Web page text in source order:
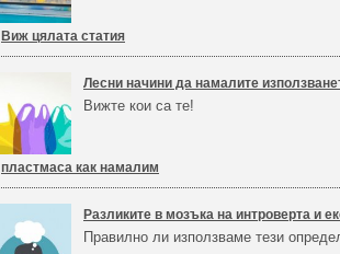
Виж цялата статия
Лесни начини да намалите
Вижте кои са те!
пластмаса как намалим
Разликите в мозъка на интроверта и
Правилно ли използваме тези